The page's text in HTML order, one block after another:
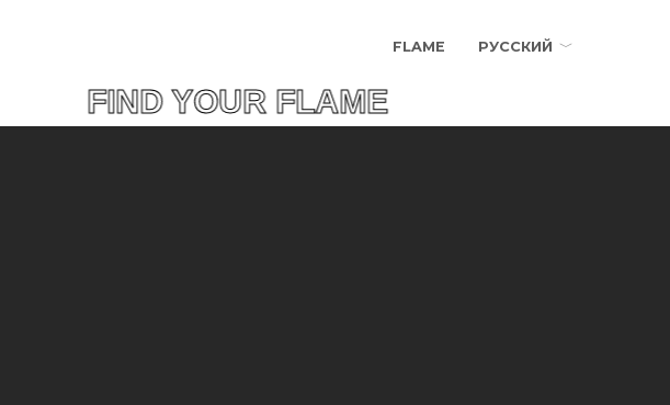
FLAME РУССКИЙ
FIND YOUR FLAME НАЙДИ